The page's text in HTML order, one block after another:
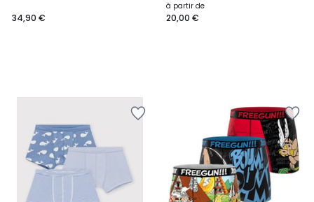
34,90 €
à partir de
20,00 €